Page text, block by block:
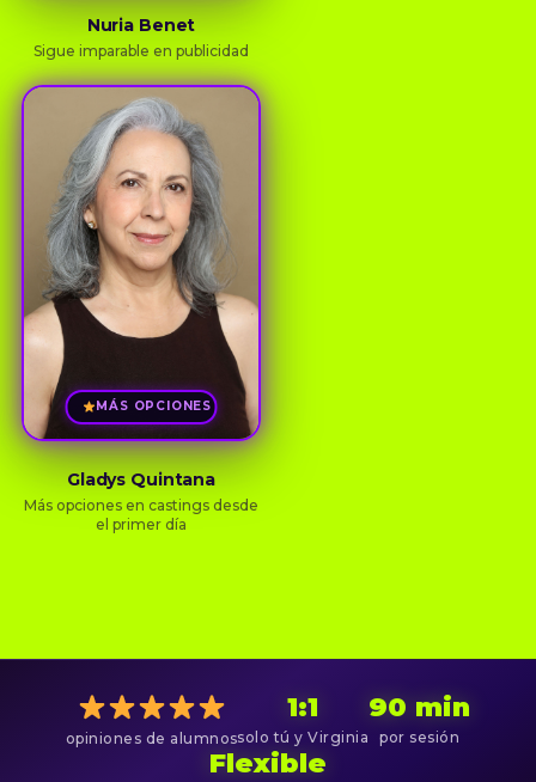
Nuria Benet
Sigue imparable en publicidad
MÁS OPCIONES
Gladys Quintana
Más opciones en castings desde
el primer día
opiniones de alumnos
1:1
solo tú y Virginia
90 min
por sesión
Flexible